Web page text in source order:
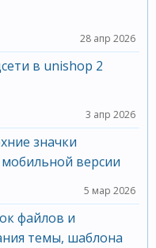
28 апр 2026
в unishop 2
3 апр 2026
значки
версии
5 мар 2026
файлов и
темы, шаблона